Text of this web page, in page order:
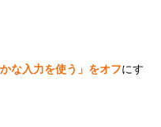
な入力を使う」をオフにす